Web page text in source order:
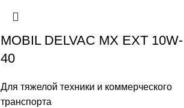
MOBIL DELVAC MX EXT 10W-
40
Для тяжелой техники и коммерческого
транспорта